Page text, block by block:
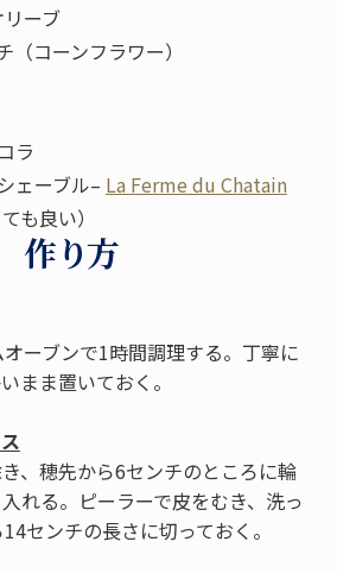
ーブ
コーンフラワー）
ラ
ェーブル– La Ferme du Chatain
も良い）
作り方
ーブンで1時間調理する。丁寧に
まま置いておく。
、穂先から6センチのところに輪
れる。ピーラーで皮をむき、洗っ
センチの長さに切っておく。